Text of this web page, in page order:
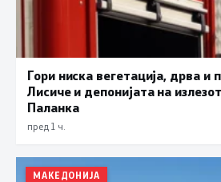
Гори ниска вегетација, дрва и
Лисиче и депонијата на
Паланка
пред 1 ч.
МАКЕДОНИЈА